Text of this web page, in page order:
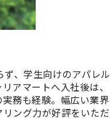
、学生向けのアパレル
アマートへ入社後は、
務も経験。幅広い業界
ング力が好評をいただ